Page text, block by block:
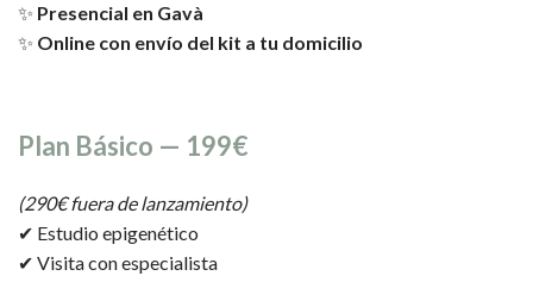
✨ Presencial en Gavà
✨ Online con envío del kit a tu domicilio
Plan Básico — 199€
(290€ fuera de lanzamiento)
✔ Estudio epigenético
✔ Visita con especialista